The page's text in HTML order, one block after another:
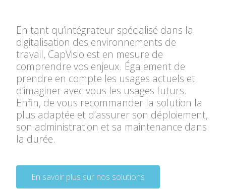
En tant qu’intégrateur spécialisé dans la
digitalisation des environnements de
travail, CapVisio est en mesure de
comprendre vos enjeux. Également de
prendre en compte les usages actuels et
d’imaginer avec vous les usagesfuturs.
Enfin, de vous recommander la solution la
plus adaptée et d’assurer son déploiement,
son administration et sa maintenance dans
la durée.
En savoir plus sur nos solutions